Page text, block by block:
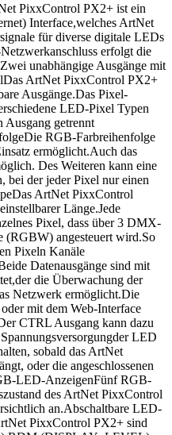
PixxControl PX2+ ist ein
Interface,welches ArtNet
für diverse digitale LEDs
erfolgt die
unabhängige Ausgänge mit
ArtNet PixxControl PX2+
Ausgänge.Das Pixel-
LED-Pixel Typen
Ausgang getrennt
RGB-Farbreihenfolge
ermöglicht.Auch das
Des Weiteren kann eine
bei der jeder Pixel nur einen
ArtNet PixxControl
Länge.Jede
Pixel, dass über 3 DMX-
angesteuert wird.So
Pixeln Kanäle
Datenausgänge sind mit
die Überwachung der
Netzwerk ermöglicht.Die
mit dem Web-Interface
CTRL Ausgang kann dazu
LED
sobald das ArtNet
oder die angeschlossenen
LED-AnzeigenFünf RGB-
des ArtNet PixxControl
an.Abschaltbare LED-
PixxControl PX2+ sind